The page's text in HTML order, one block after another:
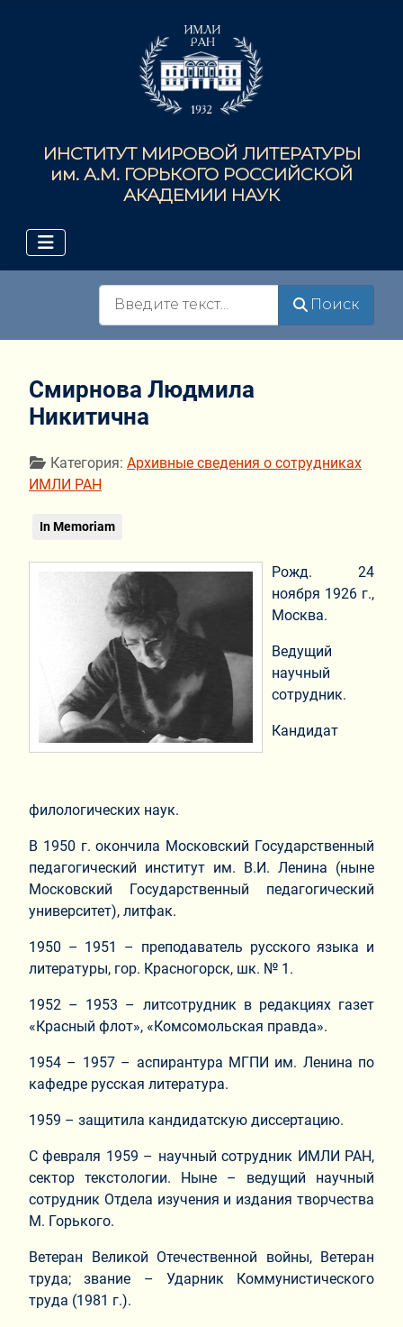
ИНСТИТУТ МИРОВОЙ ЛИТЕРАТУРЫ
им. А.М. ГОРЬКОГО РОССИЙСКОЙ
АКАДЕМИИ НАУК
Поиск
Смирнова Людмила
Никитична
Информация о материале
Категория: Архивные сведения о сотрудниках
ИМЛИ РАН
In Memoriam
Рожд. 24
ноября 1926 г.,
Москва.
Ведущий
научный
сотрудник.
Кандидат
филологических наук.
В 1950 г. окончила Московский Государственный
педагогический институт им. В.И. Ленина (ныне
Московский Государственный педагогический
университет), литфак.
1950 – 1951 – преподаватель русского языка и
литературы, гор. Красногорск, шк. № 1.
1952 – 1953 – литсотрудник в редакциях газет
«Красный флот», «Комсомольская правда».
1954 – 1957 – аспирантура МГПИ им. Ленина по
кафедре русская литература.
1959 – защитила кандидатскую диссертацию.
С февраля 1959 – научный сотрудник ИМЛИ РАН,
сектор текстологии. Ныне – ведущий научный
сотрудник Отдела изучения и издания творчества
М. Горького.
Ветеран Великой Отечественной войны, Ветеран
труда; звание – Ударник Коммунистического
труда (1981 г.).